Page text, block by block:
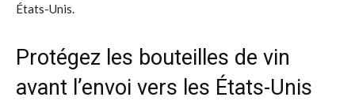
États-Unis.
Protégez les bouteilles de vin
avant l’envoi vers les États-Unis